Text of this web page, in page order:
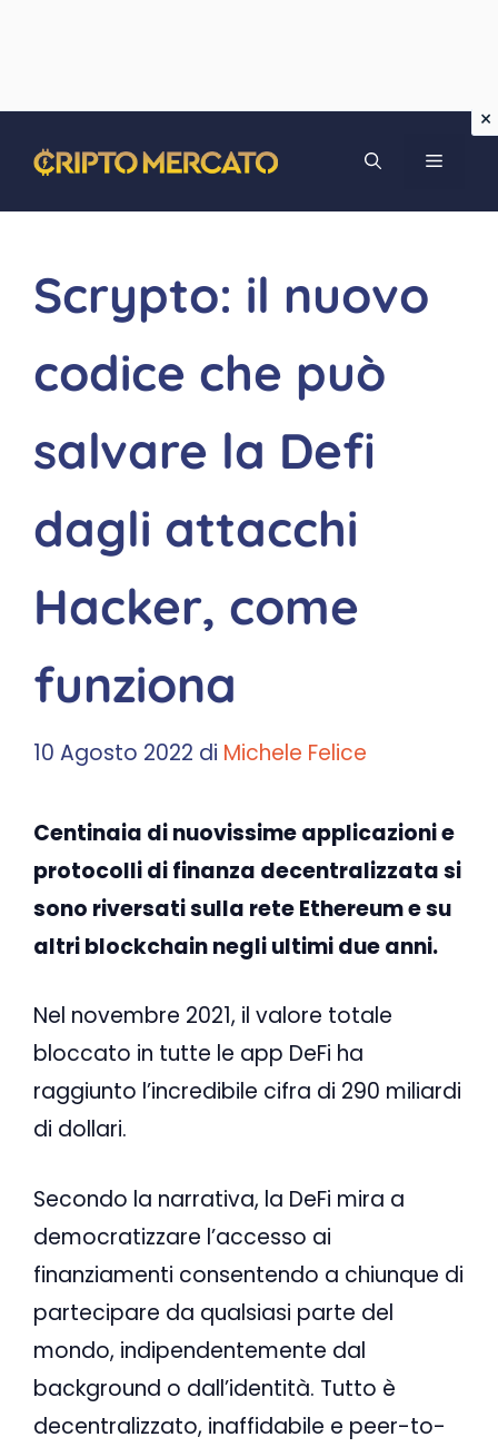
contenuto
MENU
Scrypto: il nuovo
codice che può
salvare la Defi
dagli attacchi
Hacker, come
funziona
10 Agosto 2022 di Michele Felice
Centinaia di nuovissime applicazioni e
protocolli di finanza decentralizzata si
sono riversati sulla rete Ethereum e su
altri blockchain negli ultimi due anni.
Nel novembre 2021, il valore totale
bloccato in tutte le app DeFi ha
raggiunto l’incredibile cifra di 290 miliardi
di dollari.
Secondo la narrativa, la DeFi mira a
democratizzare l’accesso ai
finanziamenti consentendo a chiunque di
partecipare da qualsiasi parte del
mondo, indipendentemente dal
background o dall’identità. Tutto è
decentralizzato, inaffidabile e peer-to-